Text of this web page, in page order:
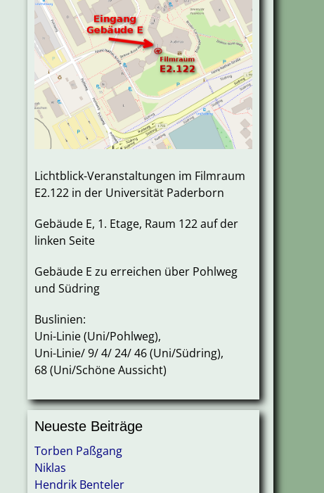
Lichtblick-Veranstaltungen im Filmraum
E2.122 in der Universität Paderborn
Gebäude E, 1. Etage, Raum 122 auf der
linken Seite
Gebäude E zu erreichen über Pohlweg
und Südring
Buslinien:
Uni-Linie (Uni/Pohlweg),
Uni-Linie/ 9/ 4/ 24/ 46 (Uni/Südring),
68 (Uni/Schöne Aussicht)
Neueste Beiträge
Torben Paßgang
Niklas
Hendrik Benteler